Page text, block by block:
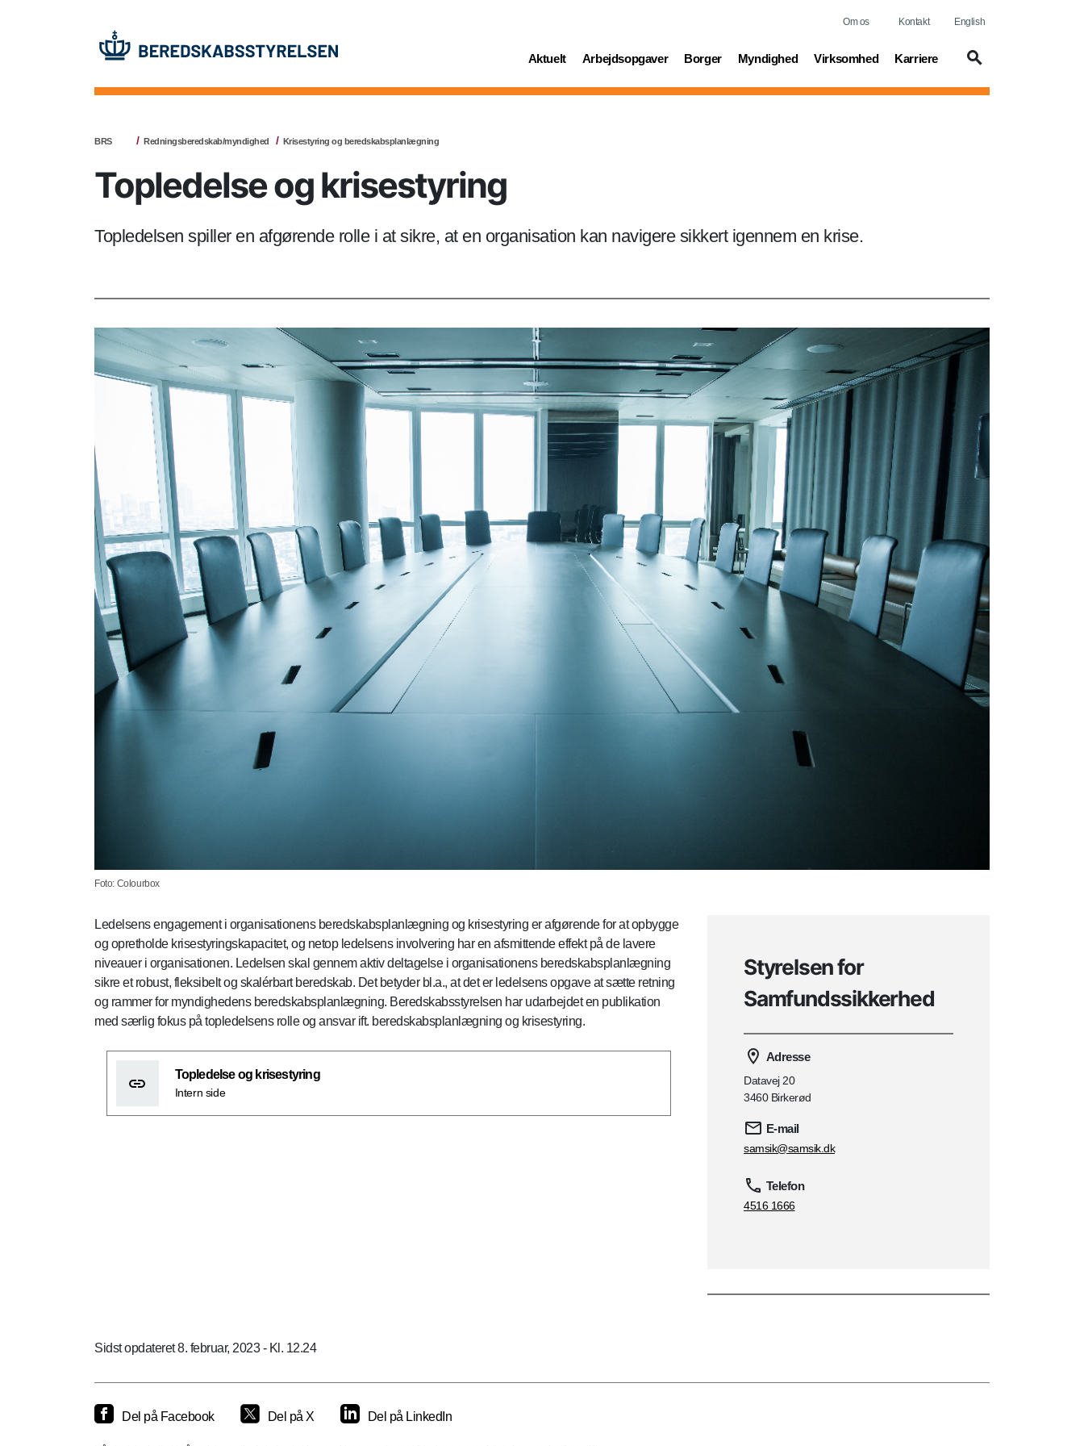
Om os Kontakt English
Aktuelt
(current) Arbejdsopgaver
(current) Borger
(current) Myndighed
(current) Virksomhed
(current) Karriere
(current)
BRS Redningsberedskab/myndighed Krisestyring og beredskabsplanlægning
Topledelse og krisestyring
Topledelsen spiller en afgørende rolle i at sikre, at en organisation kan navigere sikkert igennem en krise.
Foto: Colourbox
Ledelsens engagement i organisationens beredskabsplanlægning og krisestyring er afgørende for at opbygge
og opretholde krisestyringskapacitet, og netop ledelsens involvering har en afsmittende effekt på de lavere
niveauer i organisationen. Ledelsen skal gennem aktiv deltagelse i organisationens beredskabsplanlægning
sikre et robust, fleksibelt og skalérbart beredskab. Det betyder bl.a., at det er ledelsens opgave at sætte retning
og rammer for myndighedens beredskabsplanlægning. Beredskabsstyrelsen har udarbejdet en publikation
med særlig fokus på topledelsens rolle og ansvar ift. beredskabsplanlægning og krisestyring.
Topledelse og krisestyring
Intern side
Styrelsen for
Samfundssikkerhed
Adresse
Datavej 20
3460 Birkerød
E-mail
samsik@samsik.dk
Telefon
4516 1666
Sidst opdateret 8. februar, 2023 - Kl. 12.24
Del på Facebook Del på X Del på LinkedIn